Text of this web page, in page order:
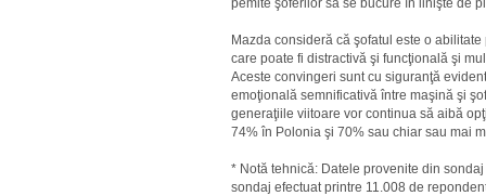
pemite şoferilor să se bucure în linişte de
Mazda consideră că şofatul este o
care poate fi distractivă şi funcţională şi
Aceste convingeri sunt cu siguranţă
emoţională semnificativă între maşină şi
generaţiile viitoare vor continua să aibă
74% în Polonia şi 70% sau chiar sau mai
* Notă tehnică: Datele provenite din
sondaj efectuat printre 11.008 de